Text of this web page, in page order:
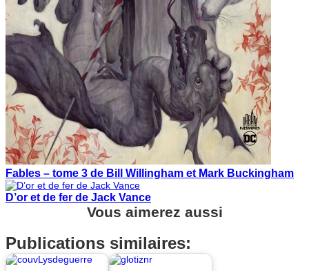
Fables – tome 3 de Bill Willingham et Mark Buckingham
D’or et de fer de Jack Vance
Vous aimerez aussi
Publications similaires: